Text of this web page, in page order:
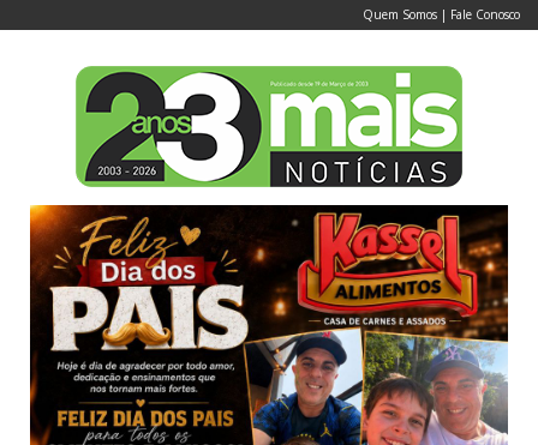
Quem Somos | Fale Conosco